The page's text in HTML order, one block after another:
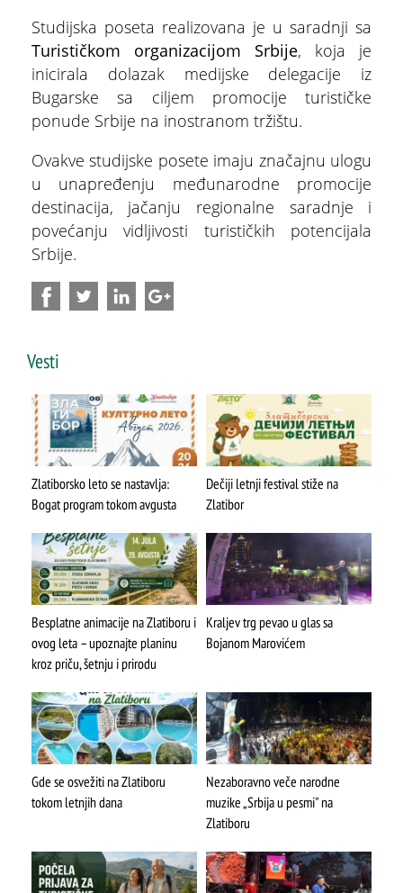
Studijska poseta realizovana je u saradnji sa
Turističkom organizacijom Srbije, koja je
inicirala dolazak medijske delegacije iz
Bugarske sa ciljem promocije turističke
ponude Srbije na inostranom tržištu.
Ovakve studijske posete imaju značajnu ulogu
u unapređenju međunarodne promocije
destinacija, jačanju regionalne saradnje i
povećanju vidljivosti turističkih potencijala
Srbije.
Vesti
Zlatiborsko leto se nastavlja:
Bogat program tokom avgusta
Dečiji letnji festival stiže na
Zlatibor
Besplatne animacije na Zlatiboru i
ovog leta – upoznajte planinu
kroz priču, šetnju i prirodu
Kraljev trg pevao u glas sa
Bojanom Marovićem
Gde se osvežiti na Zlatiboru
tokom letnjih dana
Nezaboravno veče narodne
muzike „Srbija u pesmi" na
Zlatiboru
Stopića pećina